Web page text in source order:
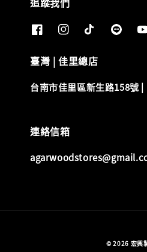
臺灣 | 佳里總店
台南市佳里區新生路158號
連絡信箱
© 2026 宏興